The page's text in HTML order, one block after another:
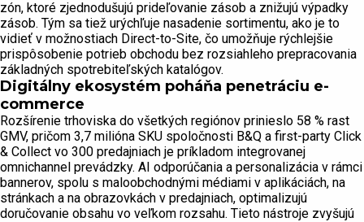
zón, ktoré zjednodušujú prideľovanie zásob a znižujú výpadky
zásob. Tým sa tiež urýchľuje nasadenie sortimentu, ako je to
vidieť v možnostiach Direct-to-Site, čo umožňuje rýchlejšie
prispôsobenie potrieb obchodu bez rozsiahleho prepracovania
základných spotrebiteľských katalógov.
Digitálny ekosystém poháňa penetráciu e-
commerce
Rozšírenie trhoviska do všetkých regiónov prinieslo 58 % rast
GMV, pričom 3,7 milióna SKU spoločnosti B&Q a first-party Click
& Collect vo 300 predajniach je príkladom integrovanej
omnichannel prevádzky. AI odporúčania a personalizácia v rámci
bannerov, spolu s maloobchodnými médiami v aplikáciách, na
stránkach a na obrazovkách v predajniach, optimalizujú
doručovanie obsahu vo veľkom rozsahu. Tieto nástroje zvyšujú